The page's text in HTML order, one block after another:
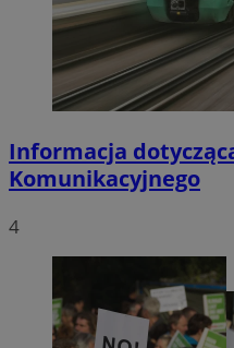
Informacja
Komunikacyjnego
4